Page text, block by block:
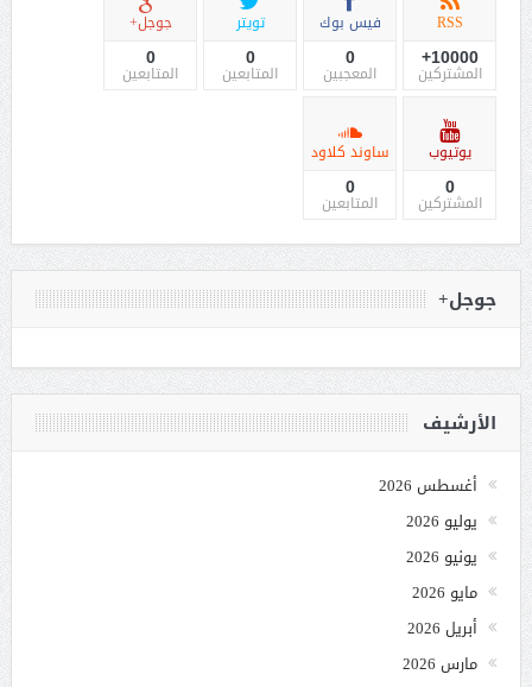
RSS
10000+
المشتركين
فيس بوك
0
المعجبين
تويتر
0
المتابعين
جوجل+
0
المتابعين
يوتيوب
0
المشتركين
ساوند كلاود
0
المتابعين
جوجل+
الأرشيف
أغسطس 2026
يوليو 2026
يونيو 2026
مايو 2026
أبريل 2026
مارس 2026